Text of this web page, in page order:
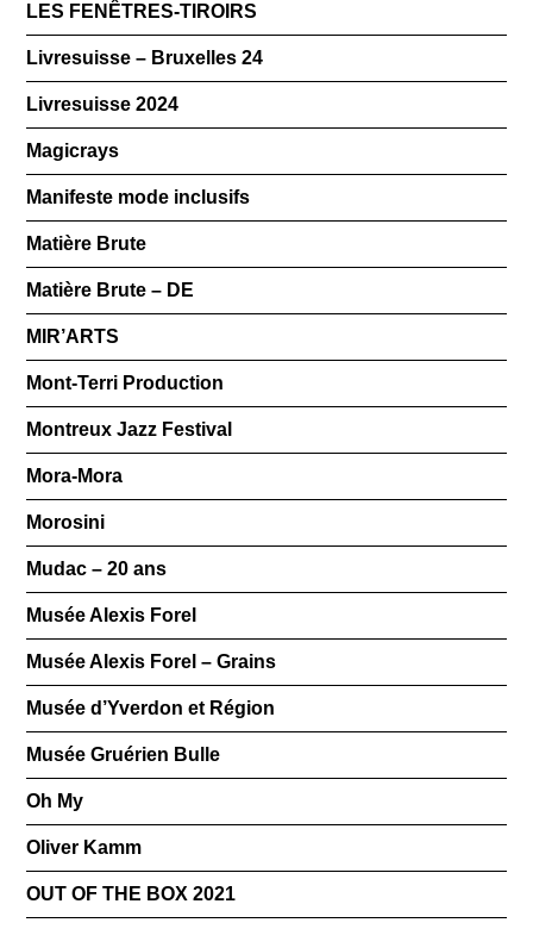
LES FENÊTRES-TIROIRS
Livresuisse – Bruxelles 24
Livresuisse 2024
Magicrays
Manifeste mode inclusifs
Matière Brute
Matière Brute – DE
MIR’ARTS
Mont-Terri Production
Montreux Jazz Festival
Mora-Mora
Morosini
Mudac – 20 ans
Musée Alexis Forel
Musée Alexis Forel – Grains
Musée d’Yverdon et Région
Musée Gruérien Bulle
Oh My
Oliver Kamm
OUT OF THE BOX 2021